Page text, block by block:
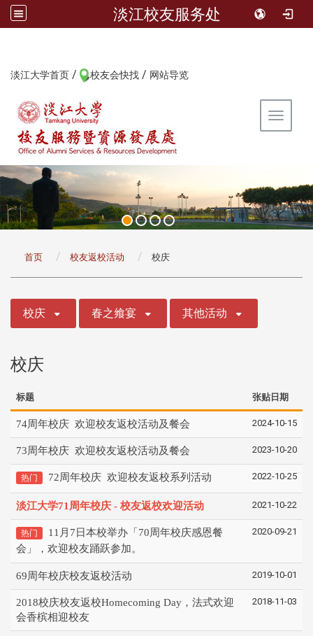
淡江校友服务处
淡江大学首页 / 校友会快找 / 网站导览
Toggle
首页 校友返校活动 校庆
校庆 春之飨宴 其他活动
校庆
标题 张贴日期
74周年校庆 欢迎校友返校活动及餐会 2024-10-15
73周年校庆 欢迎校友返校活动及餐会 2023-10-20
热门 72周年校庆 欢迎校友返校系列活动 2022-10-25
淡江大学71周年校庆 - 校友返校欢迎活动 2021-10-22
热门
11月7日本校举办「70周年校庆感恩餐
会」，欢迎校友踊跃参加。
2020-09-21
69周年校庆校友返校活动 2019-10-01
2018校庆校友返校Homecoming Day，法式欢迎
会香槟相迎校友
2018-11-03